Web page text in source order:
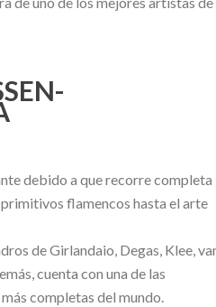
debido a que recorre completa
flamencos hasta el arte
de Girlandaio, Degas, Klee,
cuenta con una de las
completas del mundo.